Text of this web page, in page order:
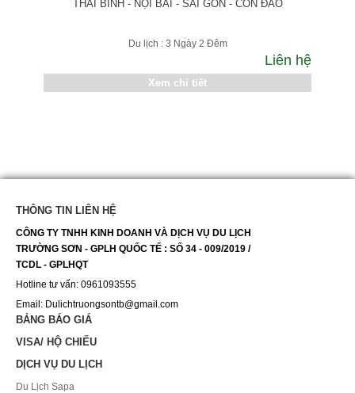
THÁI BÌNH - NỘI BÀI - SÀI GÒN - CÔN ĐẢO
Du lịch : 3 Ngày 2 Đêm
Liên hệ
Xem chi tiết
THÔNG TIN LIÊN HỆ
CÔNG TY TNHH KINH DOANH VÀ DỊCH VỤ DU LỊCH
TRƯỜNG SƠN - GPLH QUỐC TẾ : SỐ 34 - 009/2019 /
TCDL - GPLHQT
Hotline tư vấn: 0961093555
Email: Dulichtruongsontb@gmail.com
BẢNG BÁO GIÁ
VISA/ HỘ CHIẾU
DỊCH VỤ DU LỊCH
Du Lịch Sapa